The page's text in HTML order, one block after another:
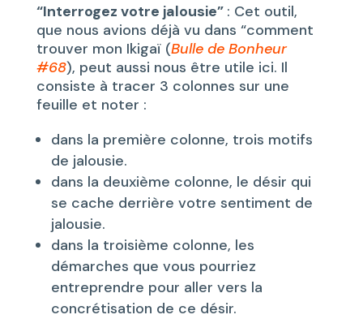
“Interrogez votre jalousie” : Cet outil,
que nous avions déjà vu dans “comment
trouver mon Ikigaï (Bulle de Bonheur
#68), peut aussi nous être utile ici. Il
consiste à tracer 3 colonnes sur une
feuille et noter :
dans la première colonne, trois motifs
de jalousie.
dans la deuxième colonne, le désir qui
se cache derrière votre sentiment de
jalousie.
dans la troisième colonne, les
démarches que vous pourriez
entreprendre pour aller vers la
concrétisation de ce désir.